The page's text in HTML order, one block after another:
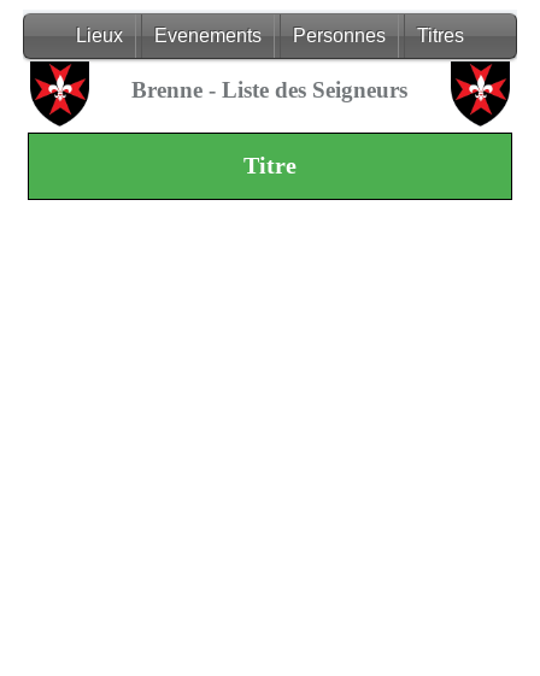
Lieux Evenements Personnes Titres
Brenne - Liste des Seigneurs
Titre